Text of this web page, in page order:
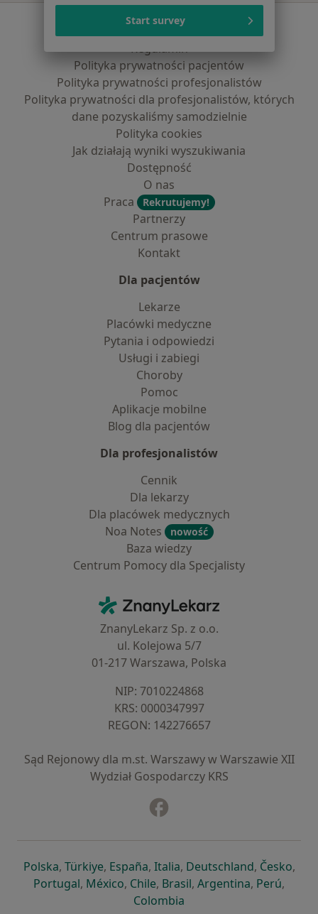
Serwis
Regulamin
Polityka prywatności pacjentów
Polityka prywatności profesjonalistów
Polityka prywatności dla profesjonalistów, których
dane pozyskaliśmy samodzielnie
Polityka cookies
Jak działają wyniki wyszukiwania
Dostępność
O nas
Praca
Rekrutujemy!
Partnerzy
Centrum prasowe
Kontakt
Dla pacjentów
Lekarze
Placówki medyczne
Pytania i odpowiedzi
Usługi i zabiegi
Choroby
Pomoc
Aplikacje mobilne
Blog dla pacjentów
Dla profesjonalistów
Cennik
Dla lekarzy
Dla placówek medycznych
Noa Notes
nowość
Baza wiedzy
Centrum Pomocy dla Specjalisty
ZnanyLekarz - Strona główna
ZnanyLekarz Sp. z o.o.
ul. Kolejowa 5/7
01-217 Warszawa, Polska
NIP: ⁠7010224868
KRS: ⁠0000347997
REGON: ⁠142276657
Sąd Rejonowy dla m.st. Warszawy w Warszawie XII
Wydział Gospodarczy KRS
Polskaotwiera się w nowej karcie
, Türkiyeotwiera się w nowej karcie
, Españaotwiera się w nowej karcie
, Italiaotwiera się w nowej
, Deutschlandotwiera się
, Česko,
Portugalotwiera się w nowej karcie
, Méxicootwiera się w nowej karcie
, Chileotwiera się w nowej karcie
, Brasilotwiera się w nowej
, Argentinaotwiera się
, Perú,
Colombia
Start survey